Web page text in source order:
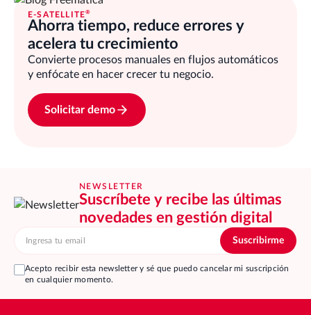
E-SATELLITE®
Ahorra tiempo, reduce errores y
acelera tu crecimiento
Convierte procesos manuales en flujos automáticos
y enfócate en hacer crecer tu negocio.
Solicitar demo
NEWSLETTER
Suscríbete y recibe las últimas
novedades en gestión digital
Acepto recibir esta newsletter y sé que puedo cancelar mi suscripción
en cualquier momento.